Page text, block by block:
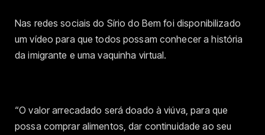
Nas redes sociais do Sírio do Bem foi disponibilizado
um vídeo para que todos possam conhecer a história
da imigrante e uma vaquinha virtual.
“O valor arrecadado será doado à viúva, para que
possa comprar alimentos, dar continuidade ao seu